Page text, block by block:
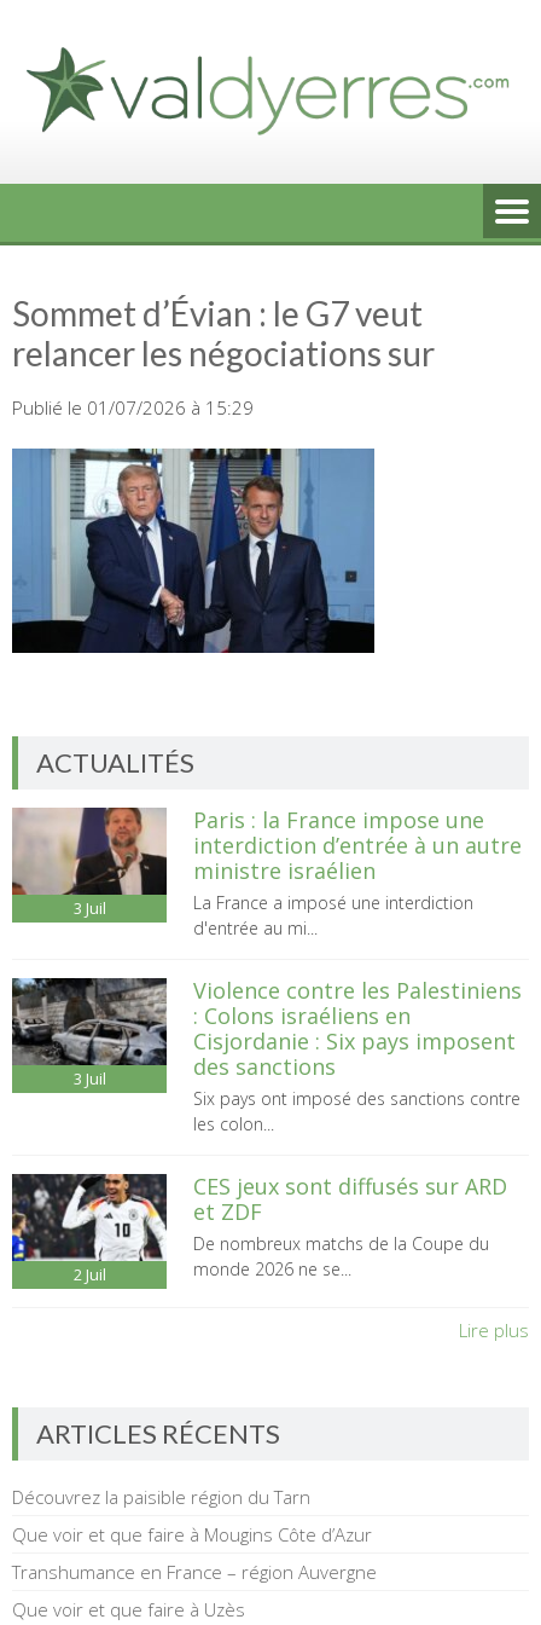
content
Sommet d’Évian : le G7 veut
relancer les négociations sur
Publié le 01/07/2026 à 15:29
ACTUALITÉS
3 Juil
Paris : la France impose une
interdiction d’entrée à un autre
ministre israélien
La France a imposé une interdiction
d'entrée au mi...
3 Juil
Violence contre les Palestiniens
: Colons israéliens en
Cisjordanie : Six pays imposent
des sanctions
Six pays ont imposé des sanctions contre
les colon...
2 Juil
CES jeux sont diffusés sur ARD
et ZDF
De nombreux matchs de la Coupe du
monde 2026 ne se...
Lire plus
ARTICLES RÉCENTS
Découvrez la paisible région du Tarn
Que voir et que faire à Mougins Côte d’Azur
Transhumance en France – région Auvergne
Que voir et que faire à Uzès